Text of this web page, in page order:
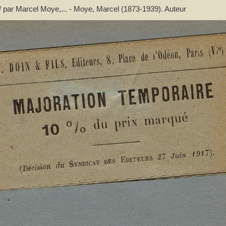
Marcel Moye,... - Moye, Marcel (1873-1939). Auteur